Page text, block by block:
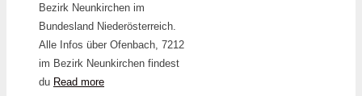
Bezirk Neunkirchen im
Bundesland Niederösterreich.
Alle Infos über Ofenbach, 7212
im Bezirk Neunkirchen findest
du Read more